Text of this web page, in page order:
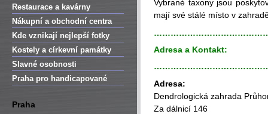
Restaurace a kavárny
Nákupní a obchodní centra
Kde vznikají nejlepší fotky
Kostely a církevní památky
Slavné osobnosti
Praha pro handicapované
Praha
Vybrané taxony jsou
mají své stálé místo v
Adresa a Kontakt:
Adresa:
Dendrologická zahrada
Za dálnicí 146